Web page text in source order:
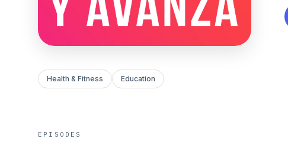
Health & Fitness Education
EPISODES